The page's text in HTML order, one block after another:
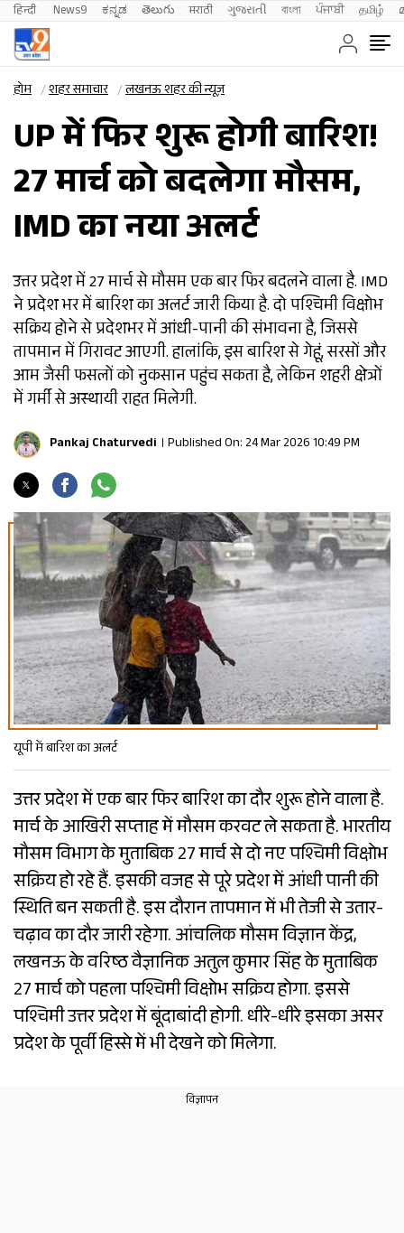
हिन्दी News9 ಕನ್ನಡ తెలుగు मराठी ગુજરાતી বাংলা ਪੰਜਾਬੀ தமிழ்
होम शहर समाचार लखनऊ शहर की न्यूज़
UP में फिर शुरू होगी बारिश!
27 मार्च को बदलेगा मौसम,
IMD का नया अलर्ट
उत्तर प्रदेश में 27 मार्च से मौसम एक बार फिर बदलने वाला है. IMD
ने प्रदेश भर में बारिश का अलर्ट जारी किया है. दो पश्चिमी विक्षोभ
सक्रिय होने से प्रदेशभर में आंधी-पानी की संभावना है, जिससे
तापमान में गिरावट आएगी. हालांकि, इस बारिश से गेहूं, सरसों और
आम जैसी फसलों को नुकसान पहुंच सकता है, लेकिन शहरी क्षेत्रों
में गर्मी से अस्थायी राहत मिलेगी.
Pankaj Chaturvedi Published On: 24 Mar 2026 10:49 PM
यूपी में बारिश का अलर्ट
उत्तर प्रदेश में एक बार फिर बारिश का दौर शुरू होने वाला है.
मार्च के आखिरी सप्ताह में मौसम करवट ले सकता है. भारतीय
मौसम विभाग के मुताबिक 27 मार्च से दो नए पश्चिमी विक्षोभ
सक्रिय हो रहे हैं. इसकी वजह से पूरे प्रदेश में आंधी पानी की
स्थिति बन सकती है. इस दौरान तापमान में भी तेजी से उतार-
चढ़ाव का दौर जारी रहेगा. आंचलिक मौसम विज्ञान केंद्र,
लखनऊ के वरिष्ठ वैज्ञानिक अतुल कुमार सिंह के मुताबिक
27 मार्च को पहला पश्चिमी विक्षोभ सक्रिय होगा. इससे
पश्चिमी उत्तर प्रदेश में बूंदाबांदी होगी. धीरे-धीरे इसका असर
प्रदेश के पूर्वी हिस्से में भी देखने को मिलेगा.